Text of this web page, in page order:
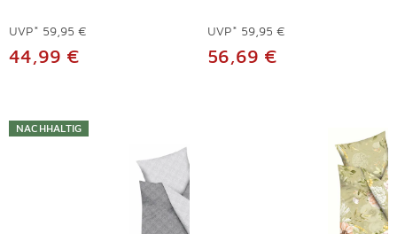
UVP* 59,95 €
44,99 €
UVP* 59,95 €
56,69 €
NACHHALTIG